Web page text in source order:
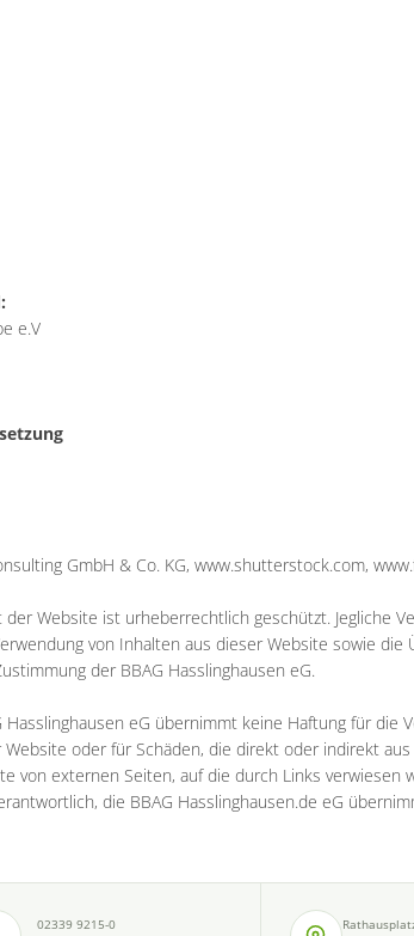
e.V
GmbH & Co. KG, www.shutterstock.com,
der Website ist urheberrechtlich geschützt. Jegliche
von Inhalten aus dieser Website sowie die
der BBAG Hasslinghausen eG.
Hasslinghausen eG übernimmt keine Haftung für die
Website oder für Schäden, die direkt oder indirekt
von externen Seiten, auf die durch Links verwiesen
die BBAG Hasslinghausen.de eG
02339 9215-0